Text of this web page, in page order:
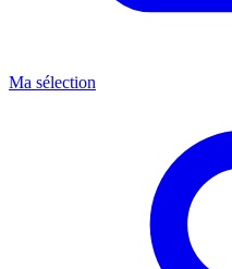
Ma sélection